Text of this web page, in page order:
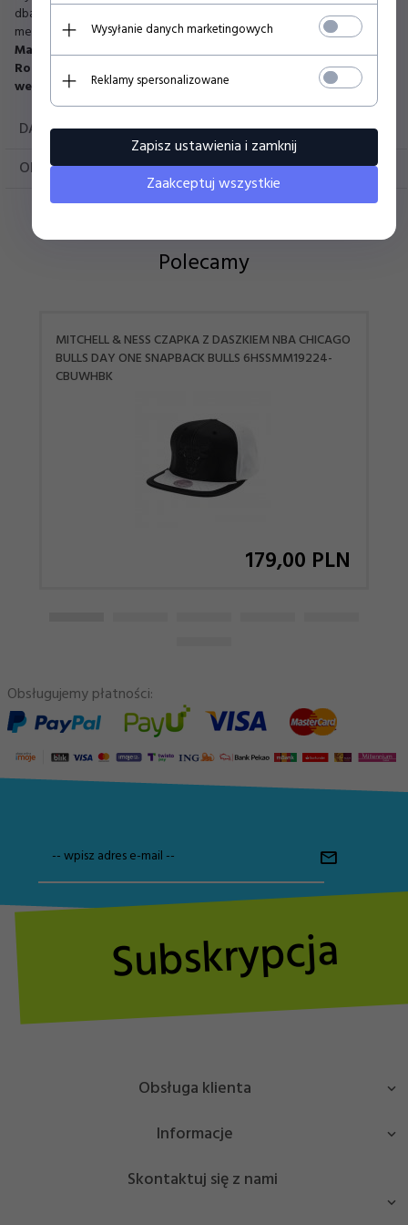
dbałością o szczegóły. Prezentowany produkt posiada komplet
metek producenta.
Materiał:85% akryl, 15% wełna
Rozmiar OSFM (58 cm) - istnieje możliwość regulacji obwodu
według własnych potrzeb.
DANE TECHNICZNE
OPINIE KLIENTÓW
Polecamy
MITCHELL & NESS CZAPKA Z DASZKIEM NBA CHICAGO
BULLS DAY ONE SNAPBACK BULLS 6HSSMM19224-
CBUWHBK
179,00 PLN
Obsługujemy płatności:
-- wpisz adres e-mail --
Subskrypcja
Obsługa klienta
Informacje
Skontaktuj się z nami
Wysyłanie danych marketingowych
Reklamy spersonalizowane
Zapisz ustawienia i zamknij
Zaakceptuj wszystkie